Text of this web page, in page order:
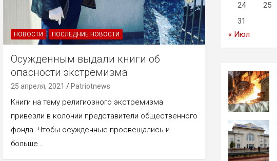
НОВОСТИ ПОСЛЕДНИЕ НОВОСТИ
Осужденным выдали книги об
опасности экстремизма
25 апреля, 2021 Patriotnews
Книги на тему религиозного экстремизма
привезли в колонии представители общественного
фонда. Чтобы осужденные просвещались и
больше…
24
25
31
« Июл